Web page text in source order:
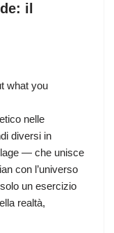
il
what you
nelle
diversi in
— che unisce
con l’universo
un esercizio
realtà,